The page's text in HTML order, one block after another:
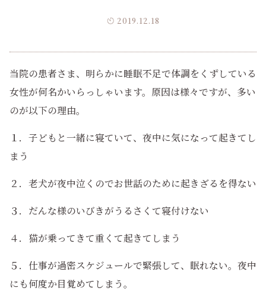
2019.12.18
当院の患者さま、明らかに睡眠不足で体調をくずしている
女性が何名かいらっしゃいます。原因は様々ですが、多い
のが以下の理由。
１．子どもと一緒に寝ていて、夜中に気になって起きてし
まう
２．老犬が夜中泣くのでお世話のために起きざるを得ない
３．だんな様のいびきがうるさくて寝付けない
４．猫が乗ってきて重くて起きてしまう
５．仕事が過密スケジュールで緊張して、眠れない。夜中
にも何度か目覚めてしまう。